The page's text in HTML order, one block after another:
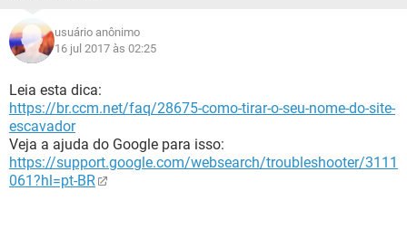
usuário anônimo
16 jul 2017 às 02:25
Leia esta dica:
https://br.ccm.net/faq/28675-como-tirar-o-seu-nome-do-site-
escavador
Veja a ajuda do Google para isso:
https://support.google.com/websearch/troubleshooter/3111
061?hl=pt-BR